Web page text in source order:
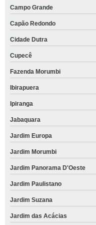
Campo Grande
Capão Redondo
Cidade Dutra
Cupecê
Fazenda Morumbi
Ibirapuera
Ipiranga
Jabaquara
Jardim Europa
Jardim Morumbi
Jardim Panorama D'Oeste
Jardim Paulistano
Jardim Suzana
Jardim das Acácias